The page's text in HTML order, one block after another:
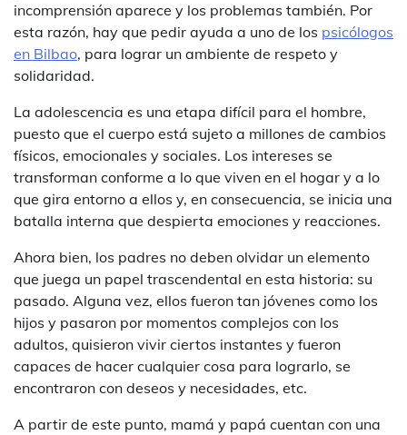
incomprensión aparece y los problemas también. Por
esta razón, hay que pedir ayuda a uno de los psicólogos
en Bilbao, para lograr un ambiente de respeto y
solidaridad.
La adolescencia es una etapa difícil para el hombre,
puesto que el cuerpo está sujeto a millones de cambios
físicos, emocionales y sociales. Los intereses se
transforman conforme a lo que viven en el hogar y a lo
que gira entorno a ellos y, en consecuencia, se inicia una
batalla interna que despierta emociones y reacciones.
Ahora bien, los padres no deben olvidar un elemento
que juega un papel trascendental en esta historia: su
pasado. Alguna vez, ellos fueron tan jóvenes como los
hijos y pasaron por momentos complejos con los
adultos, quisieron vivir ciertos instantes y fueron
capaces de hacer cualquier cosa para lograrlo, se
encontraron con deseos y necesidades, etc.
A partir de este punto, mamá y papá cuentan con una